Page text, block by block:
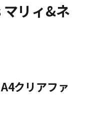
リィ&ネ
クリアファ